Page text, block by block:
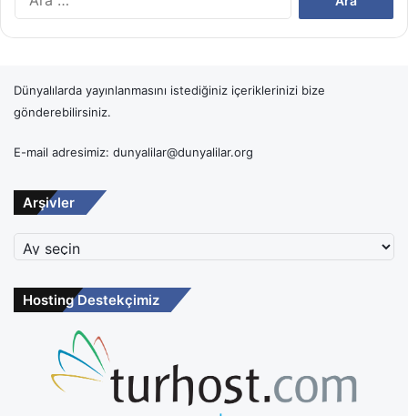
Dünyalılarda yayınlanmasını istediğiniz içeriklerinizi bize
gönderebilirsiniz.
E-mail adresimiz: dunyalilar@dunyalilar.org
Arşivler Arşivler
Hosting Destekçimiz